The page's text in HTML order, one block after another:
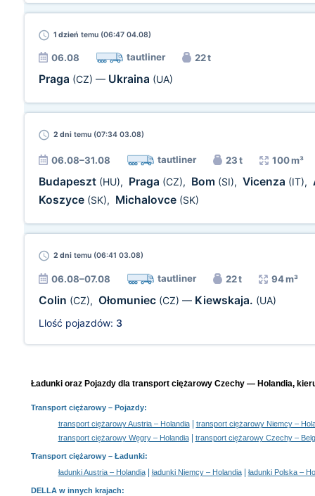
1 dzień temu (06:47 04.08)
06.08 tautliner 22 t
Praga (CZ) — Ukraina (UA)
2 dni temu (07:34 03.08)
06.08–31.08 tautliner 23 t 100 m³
Budapeszt (HU), Praga (CZ), Bom (SI), Vicenza (IT),
Koszyce (SK), Michalovce (SK)
2 dni temu (06:41 03.08)
06.08–07.08 tautliner 22 t 94 m³
Colin (CZ), Ołomuniec (CZ) — Kiewskaja. (UA)
Llość pojazdów: 3
Ładunki oraz Pojazdy dla transport ciężarowy Czechy — Holandia,
Transport ciężarowy– Pojazdy:
transport ciężarowy Austria – Holandia|
transport ciężarowy Niemcy –
transport ciężarowy Węgry – Holandia| transport ciężarowy Czechy –
Transport ciężarowy – Ładunki:
ładunki Austria – Holandia| ładunki Niemcy – Holandia| ładunki Polska –
DELLA w innych krajach: